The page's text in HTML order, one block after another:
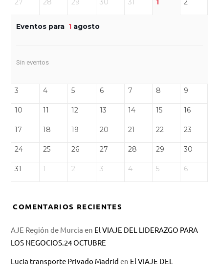
27 28 29 30 31 1 2
Eventos para 1 agosto
Sin eventos
3 4 5 6 7 8 9
10 11 12 13 14 15 16
17 18 19 20 21 22 23
24 25 26 27 28 29 30
31 1 2 3 4 5 6
COMENTARIOS RECIENTES
AJE Región de Murcia en El VIAJE DEL LIDERAZGO PARA
LOS NEGOCIOS.24 OCTUBRE
Lucia transporte Privado Madrid en El VIAJE DEL